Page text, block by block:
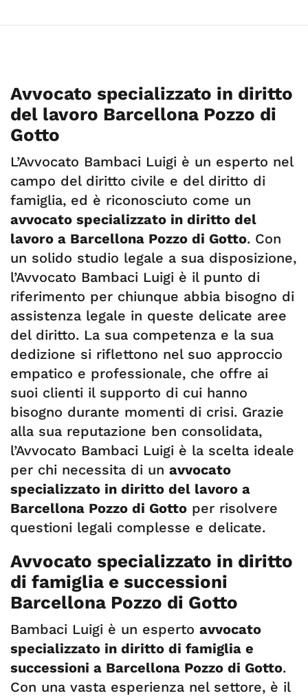
Avvocato specializzato in diritto
del lavoro Barcellona Pozzo di
Gotto
L’Avvocato Bambaci Luigi è un esperto nel
campo del diritto civile e del diritto di
famiglia, ed è riconosciuto come un
avvocato specializzato in diritto del
lavoro a Barcellona Pozzo di Gotto. Con
un solido studio legale a sua disposizione,
l’Avvocato Bambaci Luigi è il punto di
riferimento per chiunque abbia bisogno di
assistenza legale in queste delicate aree
del diritto. La sua competenza e la sua
dedizione si riflettono nel suo approccio
empatico e professionale, che offre ai
suoi clienti il supporto di cui hanno
bisogno durante momenti di crisi. Grazie
alla sua reputazione ben consolidata,
l’Avvocato Bambaci Luigi è la scelta ideale
per chi necessita di un avvocato
specializzato in diritto del lavoro a
Barcellona Pozzo di Gotto per risolvere
questioni legali complesse e delicate.
Avvocato specializzato in diritto
di famiglia e successioni
Barcellona Pozzo di Gotto
Bambaci Luigi è un esperto avvocato
specializzato in diritto di famiglia e
successioni a Barcellona Pozzo di Gotto.
Con una vasta esperienza nel settore, è il